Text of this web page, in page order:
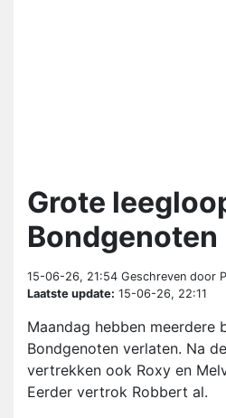
Grote
Bondgenoten
15-06-26, 21:54 Geschreven door
Laatste update: 15-06-26, 22:11
Maandag hebben meerdere
Bondgenoten verlaten. Na
vertrekken ook Roxy en
Eerder vertrok Robbert al.